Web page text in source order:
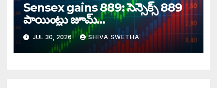
Sensex gains 889: సెన్సెక్స్ 889
పాయింట్లు జూమ్‌‌…
JUL 30, 2026 SHIVA SWETHA